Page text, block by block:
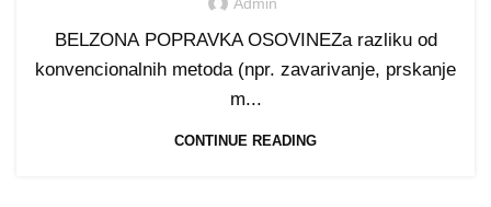
BELZONA POPRAVKA OSOVINEZa razliku od
konvencionalnih metoda (npr. zavarivanje, prskanje
m...
CONTINUE READING